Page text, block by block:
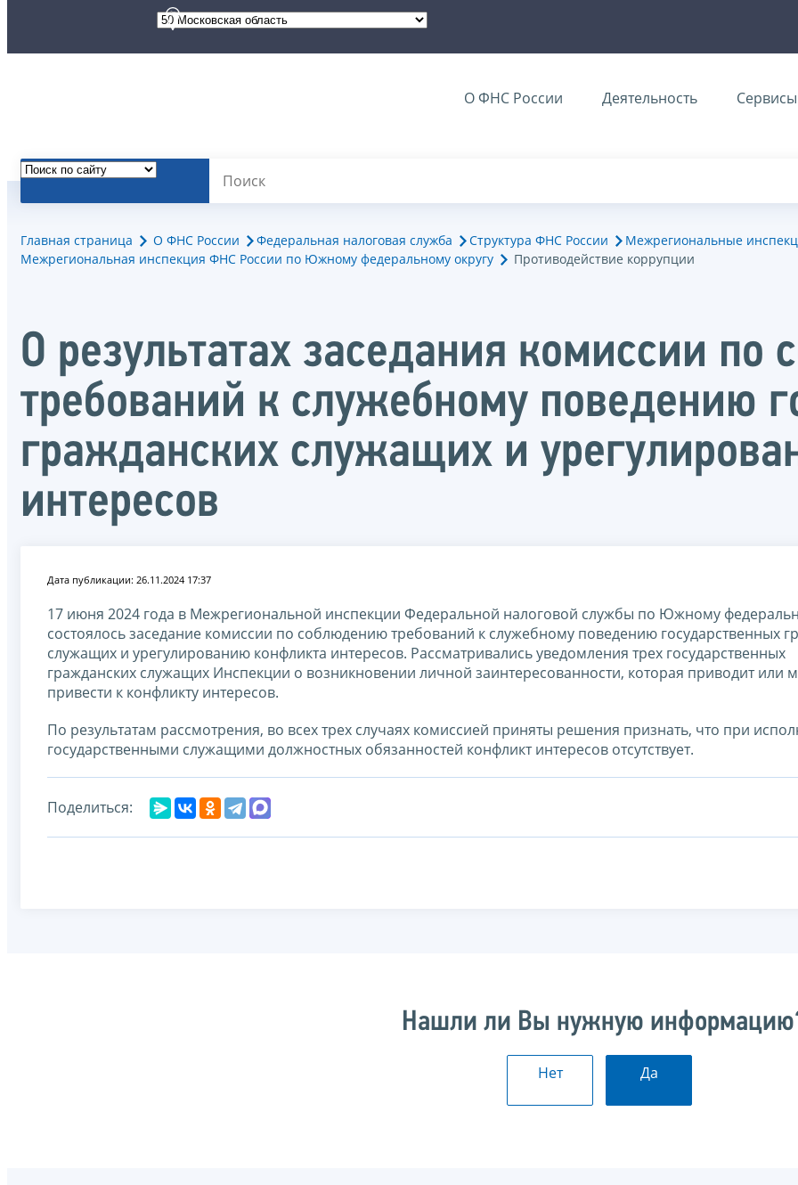
О ФНС России Деятельность Сервисы
Главная страница О ФНС России Федеральная налоговая служба Структура ФНС России
Межрегиональные
Межрегиональная инспекция ФНС России по Южному федеральному округу
Противодействие коррупции
О результатах заседания комиссии по
требований к служебному поведению
гражданских служащих и
интересов
Дата публикации: 26.11.2024 17:37
17 июня 2024 года в Межрегиональной инспекции Федеральной налоговой службы по Южному
состоялось заседание комиссии по соблюдению требований к служебному поведению государственных
служащих и урегулированию конфликта интересов. Рассматривались уведомления трех государственных
гражданских служащих Инспекции о возникновении личной заинтересованности, которая приводит или
привести к конфликту интересов.
По результатам рассмотрения, во всех трех случаях комиссией приняты решения признать, что при
государственными служащими должностных обязанностей конфликт интересов отсутствует.
Поделиться:
Нашли ли Вы нужную
Нет Да